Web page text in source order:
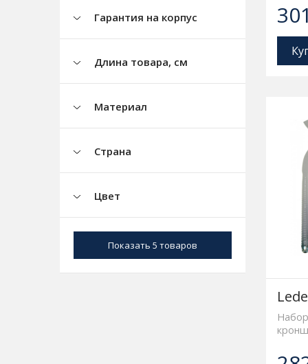
Гарантия на корпус
Длина товара, см
Материал
Страна
Цвет
Показать 5 товаров